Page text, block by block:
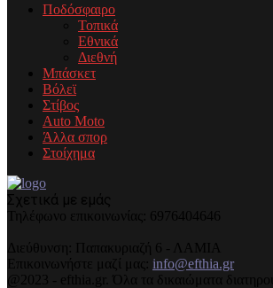
Ποδόσφαιρο
Τοπικά
Εθνικά
Διεθνή
Μπάσκετ
Βόλεϊ
Στίβος
Auto Moto
Άλλα σπορ
Στοίχημα
Σχετικά με εμάς
Τηλέφωνo επικοινωνίας: 6976404646
Διεύθυνση: Παπακυριαζή 6 - ΛΑΜΙΑ
Επικοινωνήστε μαζί μας: info@efthia.gr
@2023 - efthia.gr. Όλα τα δικαιώματα